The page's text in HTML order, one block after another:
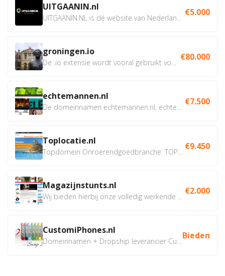
UITGAANIN.nl €5.000
groningen.io €80.000
echtemannen.nl €7.500
Toplocatie.nl €9.450
Magazijnstunts.nl €2.000
CustomiPhones.nl Bieden